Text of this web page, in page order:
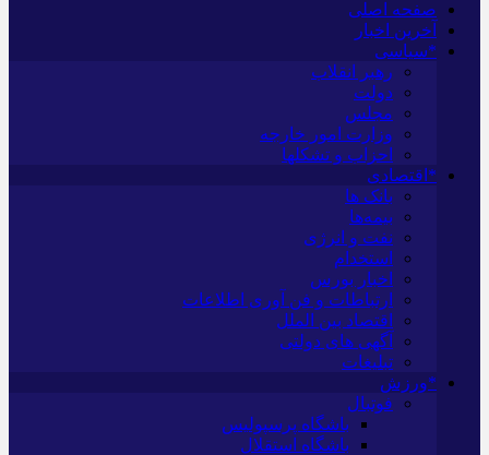
صفحه اصلی
آخرین اخبار
*سیاسی
رهبر انقلاب
دولت
مجلس
وزارت امور خارجه
احزاب و تشکلها
*اقتصادی
بانک ها
بیمه‌ها
نفت و انرژی
استخدام
اخبار بورس
ارتباطات و فن آوری اطلاعات
اقتصاد بین الملل
آگهی های دولتی
تبلیغات
*ورزش
فوتبال
باشگاه پرسپولیس
باشگاه استقلال